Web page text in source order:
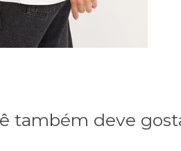
também deve